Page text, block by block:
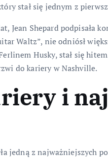
stał się jednym z
Jean Shepard podpisała
Waltz”, nie odniósł
Husky, stał się
do kariery w Nashville.
i
jedną z najważniejszych